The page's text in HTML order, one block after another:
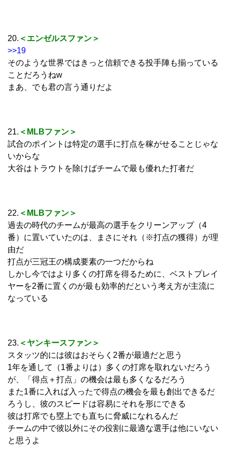
20. ＜エンゼルスファン＞
>>19
そのような世界ではきっと信頼できる投手陣も揃っている
ことだろうねw
まあ、でも君の言う通りだよ
21. ＜MLBファン＞
試合のポイントは特定の選手に打点を稼がせることじゃな
いからな
大谷はトラウトを除けばチームで最も優れた打者だ
22. ＜MLBファン＞
過去の時代のチームが最高の選手をクリーンアップ（4
番）に置いていたのは、まさにそれ（※打点の獲得）が理
由だ
打点が三冠王の構成要素の一つだからね
しかし今ではより多くの打席を得るために、ベストプレイ
ヤーを2番に置くのが最も効率的だという考え方が主流に
なっている
23. ＜ヤンキースファン＞
スタッツ的には彼はおそらく2番が最適だと思う
1年を通して（1番よりは）多くの打席を取れないだろう
が、「得点＋打点」の機会は最も多くなるだろう
また1番に入れば入ったで得点の機会を最も創出できるだ
ろうし、彼のスピードは容易にそれを形にできる
彼は打席でも塁上でも直ちに脅威になれるんだ
チームの中で彼以外にその役割に最適な選手は他にいない
と思うよ